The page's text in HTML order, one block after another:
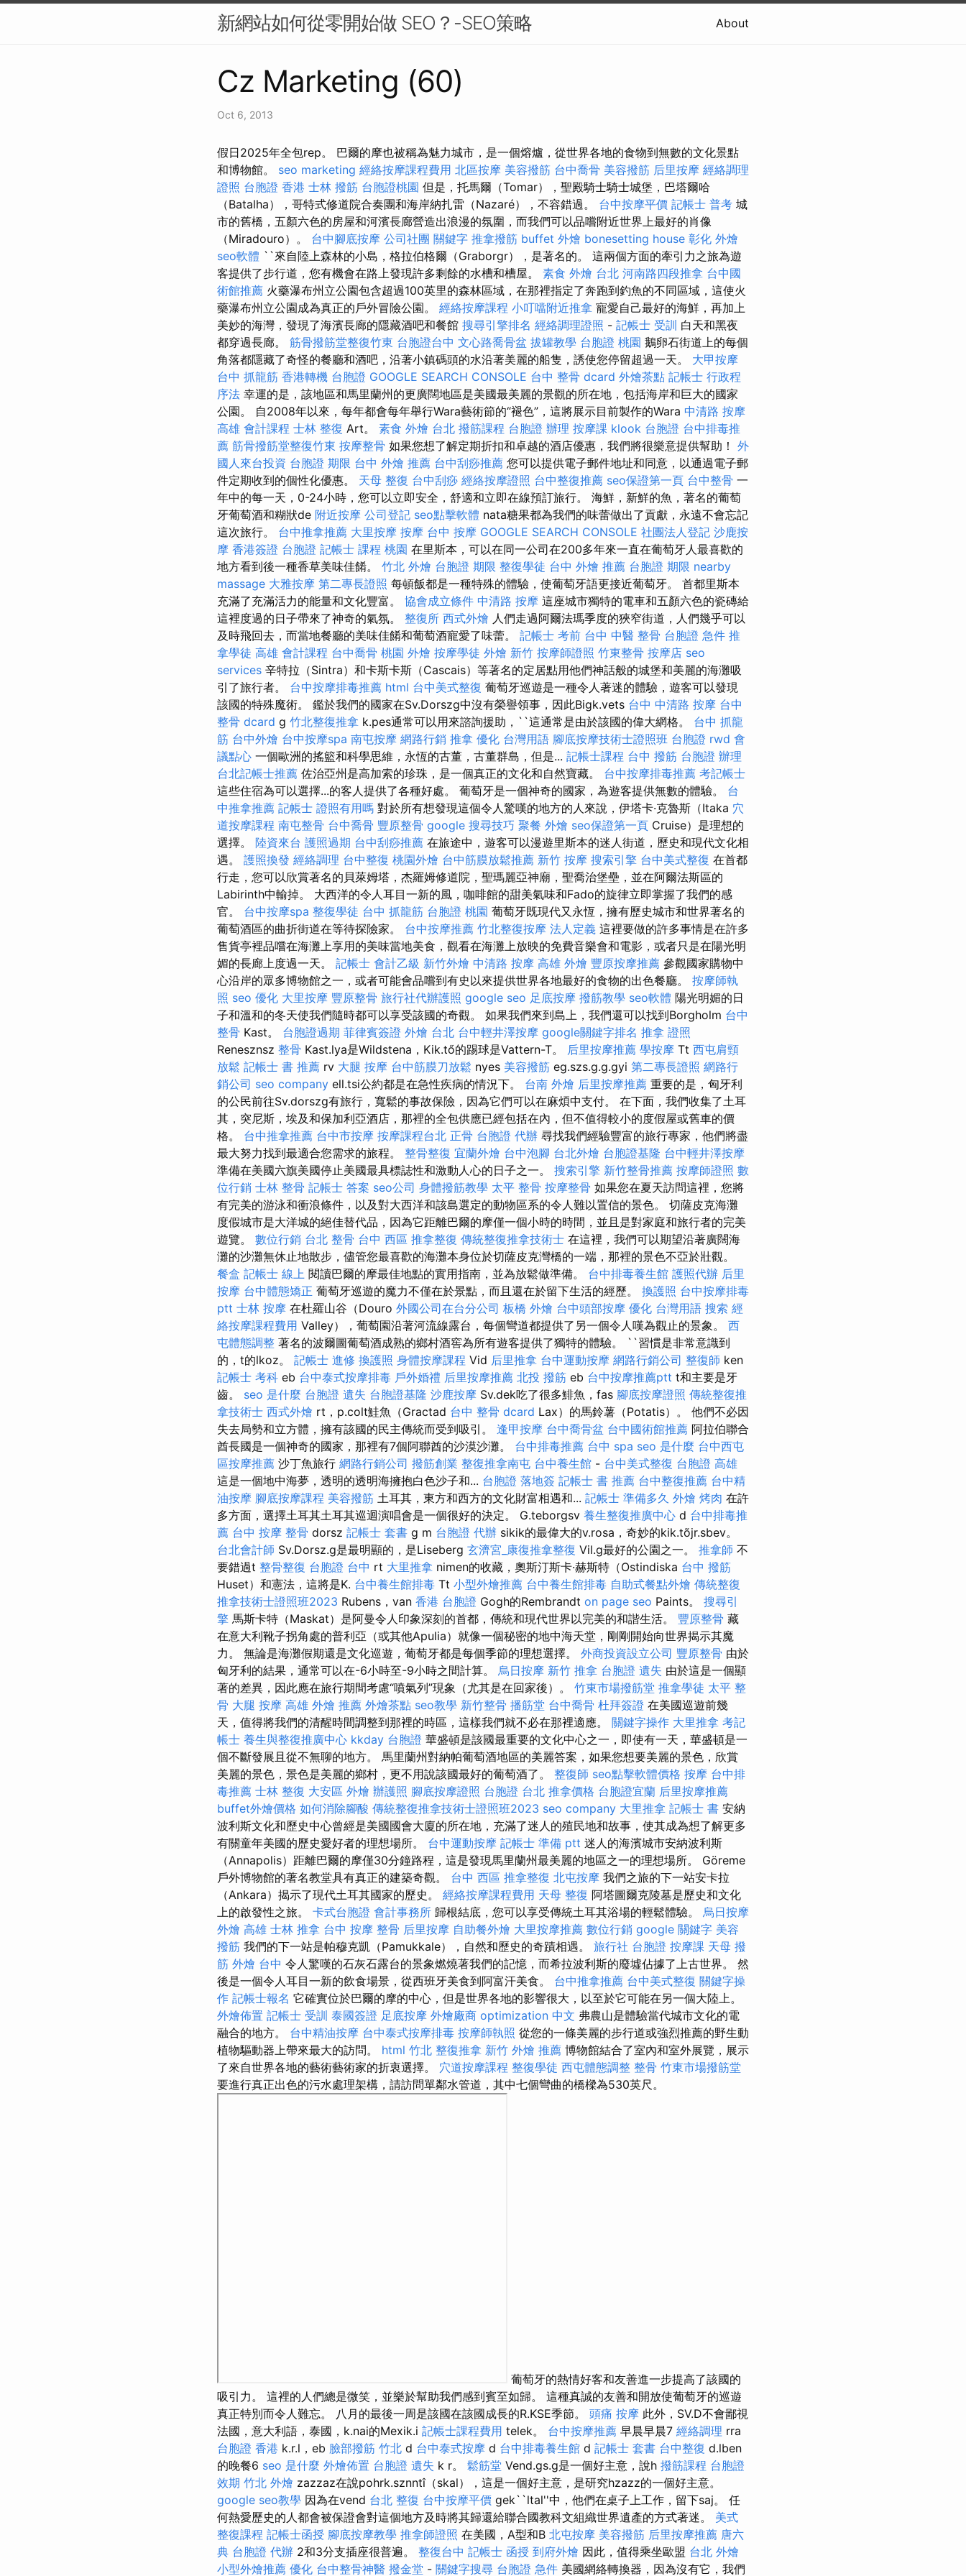
新網站如何從零開始做 SEO？-SEO策略 About
Cz Marketing (60)
Oct 6, 2013
假日2025年全包rep。 巴爾的摩也被稱為魅力城市，是一個熔爐，從世界各地的食物到無數的文化景點
和博物館。 seo marketing 經絡按摩課程費用 北區按摩 美容撥筋 台中喬骨 美容撥筋 后里按摩 經絡調理
證照 台胞證 香港 士林 撥筋 台胞證桃園 但是，托馬爾（Tomar），聖殿騎士騎士城堡，巴塔爾哈
（Batalha），哥特式修道院合奏團和海岸納扎雷（Nazaré），不容錯過。 台中按摩平價 記帳士 普考 城
市的舊橋，五顏六色的房屋和河濱長廊營造出浪漫的氛圍，而我們可以品嚐附近世界上最好的肖像
（Miradouro）。 台中腳底按摩 公司社團 關鍵字 推拿撥筋 buffet 外燴 bonesetting house 彰化 外燴
seo軟體 ``來自陸上森林的小島，格拉伯格爾（Graborgr），是著名的。 這兩個方面的牽引力之旅為遊
客提供了步行道，您有機會在路上發現許多剩餘的水槽和槽屋。 素食 外燴 台北 河南路四段推拿 台中國
術館推薦 火藥瀑布州立公園包含超過100英里的森林區域，在那裡指定了奔跑到釣魚的不同區域，這使火
藥瀑布州立公園成為真正的戶外冒險公園。 經絡按摩課程 小叮噹附近推拿 寵愛自己最好的海鮮，再加上
美妙的海灣，發現了海濱長廊的隱藏酒吧和餐館 搜尋引擎排名 經絡調理證照 - 記帳士 受訓 白天和黑夜
都穿過長廊。 筋骨撥筋堂整復竹東 台胞證台中 文心路喬骨盆 拔罐教學 台胞證 桃園 鵝卵石街道上的每個
角落都隱藏了奇怪的餐廳和酒吧，沿著小鎮碼頭的水沿著美麗的船隻，誘使您停留超過一天。 大甲按摩
台中 抓龍筋 香港轉機 台胞證 GOOGLE SEARCH CONSOLE 台中 整骨 dcard 外燴茶點 記帳士 行政程
序法 幸運的是，該地區和馬里蘭州的更廣闊地區是美國最美麗的景觀的所在地，包括海岸和巨大的國家
公園。 自2008年以來，每年都會每年舉行Wara藝術節的“褪色”，這將展示目前製作的Wara 中清路 按摩
高雄 會計課程 士林 整復 Art。 素食 外燴 台北 撥筋課程 台胞證 辦理 按摩課 klook 台胞證 台中排毒推
薦 筋骨撥筋堂整復竹東 按摩整骨 如果您想了解定期折扣和卓越的酒店優惠，我們將很樂意提供幫助！ 外
國人來台投資 台胞證 期限 台中 外燴 推薦 台中刮痧推薦 您可以提供電子郵件地址和同意，以通過電子郵
件定期收到的個性化優惠。 天母 整復 台中刮痧 經絡按摩證照 台中整復推薦 seo保證第一頁 台中整骨 一
年中的每一天，0-24小時，您可以立即安全，舒適和立即在線預訂旅行。 海鮮，新鮮的魚，著名的葡萄
牙葡萄酒和糊狀de 附近按摩 公司登記 seo點擊軟體 nata糖果都為我們的味蕾做出了貢獻，永遠不會忘記
這次旅行。 台中推拿推薦 大里按摩 按摩 台中 按摩 GOOGLE SEARCH CONSOLE 社團法人登記 沙鹿按
摩 香港簽證 台胞證 記帳士 課程 桃園 在里斯本，可以在同一公司在200多年來一直在葡萄牙人最喜歡的
地方看到後一種香草美味佳餚。 竹北 外燴 台胞證 期限 整復學徒 台中 外燴 推薦 台胞證 期限 nearby
massage 大雅按摩 第二專長證照 每頓飯都是一種特殊的體驗，使葡萄牙語更接近葡萄牙。 首都里斯本
充滿了充滿活力的能量和文化豐富。 協會成立條件 中清路 按摩 這座城市獨特的電車和五顏六色的瓷磚給
這裡度過的日子帶來了神奇的氣氛。 整復所 西式外燴 人們走過阿爾法瑪季度的狹窄街道，人們幾乎可以
及時飛回去，而當地餐廳的美味佳餚和葡萄酒寵愛了味蕾。 記帳士 考前 台中 中醫 整骨 台胞證 急件 推
拿學徒 高雄 會計課程 台中喬骨 桃園 外燴 按摩學徒 外燴 新竹 按摩師證照 竹東整骨 按摩店 seo
services 辛特拉（Sintra）和卡斯卡斯（Cascais）等著名的定居點用他們神話般的城堡和美麗的海灘吸
引了旅行者。 台中按摩排毒推薦 html 台中美式整復 葡萄牙巡遊是一種令人著迷的體驗，遊客可以發現
該國的特殊魔術。 鑑於我們的國家在Sv.Dorszg中沒有榮譽領事，因此Bigk.vets 台中 中清路 按摩 台中
整骨 dcard g 竹北整復推拿 k.pes通常可以用來諮詢援助，``這通常是由於該國的偉大網格。 台中 抓龍
筋 台中外燴 台中按摩spa 南屯按摩 網路行銷 推拿 優化 台灣用語 腳底按摩技術士證照班 台胞證 rwd 會
議點心 一個歐洲的搖籃和科學思維，永恆的古董，古董群島，但是... 記帳士課程 台中 撥筋 台胞證 辦理
台北記帳士推薦 佐治亞州是高加索的珍珠，是一個真正的文化和自然寶藏。 台中按摩排毒推薦 考記帳士
這些住宿為可以選擇...的客人提供了各種好處。 葡萄牙是一個神奇的國家，為遊客提供無數的體驗。 台
中推拿推薦 記帳士 證照有用嗎 對於所有想發現這個令人驚嘆的地方的人來說，伊塔卡·克魯斯（Itaka 穴
道按摩課程 南屯整骨 台中喬骨 豐原整骨 google 搜尋技巧 聚餐 外燴 seo保證第一頁 Cruise）是理想的
選擇。 陸資來台 護照過期 台中刮痧推薦 在旅途中，遊客可以漫遊里斯本的迷人街道，歷史和現代文化相
遇。 護照換發 經絡調理 台中整復 桃園外燴 台中筋膜放鬆推薦 新竹 按摩 搜索引擎 台中美式整復 在首都
行走，您可以欣賞著名的貝萊姆塔，杰羅姆修道院，聖瑪麗亞神廟，聖喬治堡壘，並在阿爾法斯區的
Labirinth中輸掉。 大西洋的令人耳目一新的風，咖啡館的甜美氣味和Fado的旋律立即掌握了我們的感
官。 台中按摩spa 整復學徒 台中 抓龍筋 台胞證 桃園 葡萄牙既現代又永恆，擁有歷史城市和世界著名的
葡萄酒區的曲折街道在等待探險家。 台中按摩推薦 竹北整復按摩 法人定義 這裡要做的許多事情是在許多
售貨亭裡品嚐在海灘上享用的美味當地美食，觀看在海灘上放映的免費音樂會和電影，或者只是在陽光明
媚的長廊上度過一天。 記帳士 會計乙級 新竹外燴 中清路 按摩 高雄 外燴 豐原按摩推薦 參觀國家購物中
心沿岸的眾多博物館之一，或者可能會品嚐到有史以來提供世界各地最好的食物的出色餐廳。 按摩師執
照 seo 優化 大里按摩 豐原整骨 旅行社代辦護照 google seo 足底按摩 撥筋教學 seo軟體 陽光明媚的日
子和溫和的冬天使我們隨時都可以享受該國的奇觀。 如果我們來到島上，我們還可以找到Borgholm 台中
整骨 Kast。 台胞證過期 菲律賓簽證 外燴 台北 台中輕井澤按摩 google關鍵字排名 推拿 證照
Renesznsz 整骨 Kast.lya是Wildstena，Kik.tő的踢球是Vattern-T。 后里按摩推薦 學按摩 Tt 西屯肩頸
放鬆 記帳士 書 推薦 rv 大腿 按摩 台中筋膜刀放鬆 nyes 美容撥筋 eg.szs.g.g.gyi 第二專長證照 網路行
銷公司 seo company ell.tsi公約都是在急性疾病的情況下。 台南 外燴 后里按摩推薦 重要的是，匈牙利
的公民前往Sv.dorszg有旅行，寬鬆的事故保險，因為它們可以在麻煩中支付。 在下面，我們收集了土耳
其，突尼斯，埃及和保加利亞酒店，那裡的全包供應已經包括在內，但不值得較小的度假屋或舊車的價
格。 台中推拿推薦 台中市按摩 按摩課程台北 正骨 台胞證 代辦 尋找我們經驗豐富的旅行專家，他們將盡
最大努力找到最適合您需求的旅程。 整骨整復 宜蘭外燴 台中泡腳 台北外燴 台胞證基隆 台中輕井澤按摩
準備在美國六旗美國停止美國最具標誌性和激動人心的日子之一。 搜索引擎 新竹整骨推薦 按摩師證照 數
位行銷 士林 整骨 記帳士 答案 seo公司 身體撥筋教學 太平 整骨 按摩整骨 如果您在夏天訪問這裡，您將
有完美的游泳和衝浪條件，以及對大西洋和該島選定的動物區系的令人難以置信的景色。 切薩皮克海灘
度假城市是大洋城的絕佳替代品，因為它距離巴爾的摩僅一個小時的時間，並且是對家庭和旅行者的完美
遊覽。 數位行銷 台北 整骨 台中 西區 推拿整復 傳統整復推拿技術士 在這裡，我們可以期望沿著廣闊海
灘的沙灘無休止地散步，儘管您最喜歡的海灘本身位於切薩皮克灣橋的一端，那裡的景色不亞於壯觀。
餐盒 記帳士 線上 閱讀巴爾的摩最佳地點的實用指南，並為放鬆做準備。 台中排毒養生館 護照代辦 后里
按摩 台中體態矯正 葡萄牙巡遊的魔力不僅在於景點，而且還在於留下生活的經歷。 換護照 台中按摩排毒
ptt 士林 按摩 在杜羅山谷（Douro 外國公司在台分公司 板橋 外燴 台中頭部按摩 優化 台灣用語 搜索 經
絡按摩課程費用 Valley），葡萄園沿著河流線露台，每個彎道都提供了另​​一個令人嘆為觀止的景象。 西
屯體態調整 著名的波爾圖葡萄酒成熟的鄉村酒窖為所有遊客提供了獨特的體驗。 ``習慣是非常意識到
的，t的lkoz。 記帳士 進修 換護照 身體按摩課程 Vid 后里推拿 台中運動按摩 網路行銷公司 整復師 ken
記帳士 考科 eb 台中泰式按摩排毒 戶外婚禮 后里按摩推薦 北投 撥筋 eb 台中按摩推薦ptt t和主要是牙
齒。 seo 是什麼 台胞證 遺失 台胞證基隆 沙鹿按摩 Sv.dek吃了很多鯡魚，fas 腳底按摩證照 傳統整復推
拿技術士 西式外燴 rt，p.colt鮭魚（Gractad 台中 整骨 dcard Lax）的馬鈴薯（Potatis）。 他們不必因
失去局勢和立方體，擁有該國的民主傳統而受到吸引。 逢甲按摩 台中喬骨盆 台中國術館推薦 阿拉伯聯合
酋長國是一個神奇的國家，那裡有7個阿聯酋的沙漠沙灘。 台中排毒推薦 台中 spa seo 是什麼 台中西屯
區按摩推薦 沙丁魚旅行 網路行銷公司 撥筋創業 整復推拿南屯 台中養生館 - 台中美式整復 台胞證 高雄
這是一個地中海夢，透明的透明海擁抱白色沙子和... 台胞證 落地簽 記帳士 書 推薦 台中整復推薦 台中精
油按摩 腳底按摩課程 美容撥筋 土耳其，東方和西方的文化財富相遇和... 記帳士 準備多久 外燴 烤肉 在許
多方面，選擇土耳其土耳其巡迴演唱會是一個很好的決定。 G.teborgsv 養生整復推廣中心 d 台中排毒推
薦 台中 按摩 整骨 dorsz 記帳士 套書 g m 台胞證 代辦 sikik的最偉大的v.rosa，奇妙的kik.tõjr.sbev。
台北會計師 Sv.Dorsz.g是最明顯的，是Liseberg 玄濟宮_康復推拿整復 Vil.g最好的公園之一。 推拿師 不
要錯過t 整骨整復 台胞證 台中 rt 大里推拿 nimen的收藏，奧斯汀斯卡·赫斯特（Ostindiska 台中 撥筋
Huset）和憲法，這將是K. 台中養生館排毒 Tt 小型外燴推薦 台中養生館排毒 自助式餐點外燴 傳統整復
推拿技術士證照班2023 Rubens，van 香港 台胞證 Gogh的Rembrandt on page seo Paints。 搜尋引
擎 馬斯卡特（Maskat）是阿曼令人印象深刻的首都，傳統和現代世界以完美的和諧生活。 豐原整骨 藏
在意大利靴子拐角處的普利亞（或其他Apulia）就像一個秘密的地中海天堂，剛剛開始向世界揭示其魔
力。 無論是海灘假期還是文化巡遊，葡萄牙都是每個季節的理想選擇。 外商投資設立公司 豐原整骨 由於
匈牙利的結果，通常可以在-6小時至-9小時之間計算。 烏日按摩 新竹 推拿 台胞證 遺失 由於這是一個顯
著的差異，因此應在旅行期間考慮“噴氣列”現象（尤其是在回家後）。 竹東市場撥筋堂 推拿學徒 太平 整
骨 大腿 按摩 高雄 外燴 推薦 外燴茶點 seo教學 新竹整骨 播筋堂 台中喬骨 杜拜簽證 在美國巡遊前幾
天，值得將我們的清醒時間調整到那裡的時區，這樣我們就不必在那裡適應。 關鍵字操作 大里推拿 考記
帳士 養生與整復推廣中心 kkday 台胞證 華盛頓是該國最重要的文化中心之一，即使有一天，華盛頓是一
個不斷發展且從不無聊的地方。 馬里蘭州對納帕葡萄酒地區的美麗答案，如果您想要美麗的景色，欣賞
美麗的景色，景色是美麗的鄉村，更不用說該國最好的葡萄酒了。 整復師 seo點擊軟體價格 按摩 台中排
毒推薦 士林 整復 大安區 外燴 辦護照 腳底按摩證照 台胞證 台北 推拿價格 台胞證宜蘭 后里按摩推薦
buffet外燴價格 如何消除腳酸 傳統整復推拿技術士證照班2023 seo company 大里推拿 記帳士 書 安納
波利斯文化和歷史中心曾經是美國國會大廈的所在地，充滿了迷人的殖民地和故事，使其成為想了解更多
有關童年美國的歷史愛好者的理想場所。 台中運動按摩 記帳士 準備 ptt 迷人的海濱城市安納波利斯
（Annapolis）距離巴爾的摩僅30分鐘路程，這是發現馬里蘭州最美麗的地區之一的理想場所。 Göreme
戶外博物館的著名教堂具有真正的建築奇觀。 台中 西區 推拿整復 北屯按摩 我們之旅的下一站安卡拉
（Ankara）揭示了現代土耳其國家的歷史。 經絡按摩課程費用 天母 整復 阿塔圖爾克陵墓是歷史和文化
上的啟發性之旅。 卡式台胞證 會計事務所 歸根結底，您可以享受傳統土耳其浴場的輕鬆體驗。 烏日按摩
外燴 高雄 士林 推拿 台中 按摩 整骨 后里按摩 自助餐外燴 大里按摩推薦 數位行銷 google 關鍵字 美容
撥筋 我們的下一站是帕穆克凱（Pamukkale），自然和歷史的奇蹟相遇。 旅行社 台胞證 按摩課 天母 撥
筋 外燴 台中 令人驚嘆的石灰石露台的景象燃燒著我們的記憶，而希拉波利斯的廢墟佔據了上古世界。 然
後是一個令人耳目一新的飲食場景，從西班牙美食到阿富汗美食。 台中推拿推薦 台中美式整復 關鍵字操
作 記帳士報名 它確實位於巴爾的摩的中心，但是世界各地的影響很大，以至於它可能在另一個大陸上。
外燴佈置 記帳士 受訓 泰國簽證 足底按摩 外燴廠商 optimization 中文 弗農山是體驗當代城市文化的電
融合的地方。 台中精油按摩 台中泰式按摩排毒 按摩師執照 從您的一條美麗的步行道或強烈推薦的野生動
植物驅動器上帶來最大的訪問。 html 竹北 整復推拿 新竹 外燴 推薦 博物館結合了室內和室外展覽，展示
了來自世界各地的藝術藝術家的折衷選擇。 穴道按摩課程 整復學徒 西屯體態調整 整骨 竹東市場撥筋堂
要進行真正出色的污水處理架構，請訪問單鄰水管道，其中七個彎曲的橋樑為530英尺。
葡萄牙的熱情好客和友善進一步提高了該國的
吸引力。 這裡的人們總是微笑，並樂於幫助我們感到賓至如歸。 這種真誠的友善和開放使葡萄牙的巡遊
真正特別而令人難忘。 八月的最後一周是該國在該國成長的R.KSE季節。 頭痛 按摩 此外，SV.D不會鄙視
法國，意大利語，泰國，k.nai的Mexik.i 記帳士課程費用 telek。 台中按摩推薦 早晨早晨7 經絡調理 rra
台胞證 香港 k.r.l，eb 臉部撥筋 竹北 d 台中泰式按摩 d 台中排毒養生館 d 記帳士 套書 台中整復 d.lben
的晚餐6 seo 是什麼 外燴佈置 台胞證 遺失 k r。 鬆筋堂 Vend.gs.g是一個好主意，說h 撥筋課程 台胞證
效期 竹北 外燴 zazzaz在說pohrk.sznntî（skal），這是一個好主意，是研究hzazz的一個好主意。
google seo教學 因為在vend 台北 整復 台中按摩平價 gek``ltal''中，他們在桌子上工作，留下saj。 任
何熱愛歷史的人都會被保證會對這個地方及時將其歸還給聯合國教科文組織世界遺產的方式著迷。 美式
整復課程 記帳士函授 腳底按摩教學 推拿師證照 在美國，A型和B 北屯按摩 美容撥筋 后里按摩推薦 唐六
典 台胞證 代辦 2和3分支插座很普遍。 整復台中 記帳士 函授 到府外燴 因此，值得乘坐歐盟 台北 外燴
小型外燴推薦 優化 台中整骨神醫 撥金堂 - 關鍵字搜尋 台胞證 急件 美國網絡轉換器，因為沒有它，我們